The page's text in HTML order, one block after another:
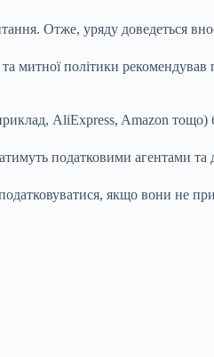
Отже, уряду доведеться
митної політики
AliExpress, Amazon
податковими агентами
якщо вони не